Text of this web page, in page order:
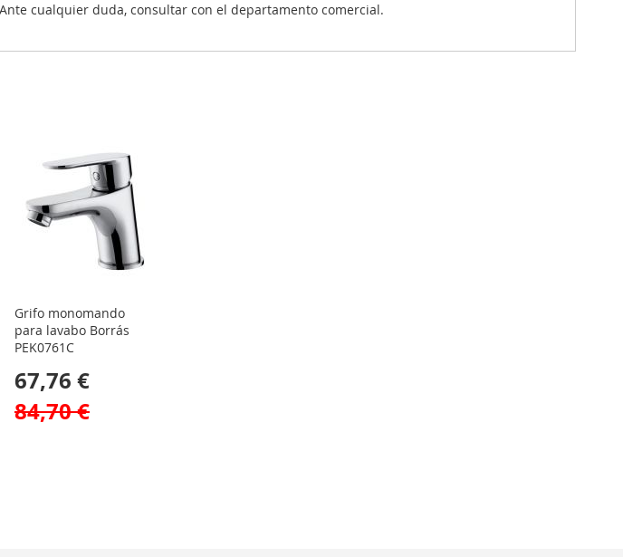
cualquier duda, consultar con el departamento comercial.
Grifo monomando
para lavabo Borrás
PEK0761C
67,76 €
84,70 €